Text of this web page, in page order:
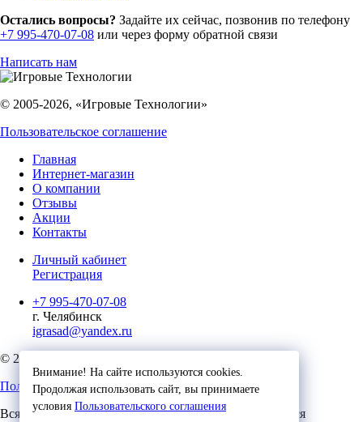
Внимание! На сайте используются cookies.
Продолжая использовать сайт, вы принимаете
условия Пользовательского соглашения
Остались вопросы? Задайте их сейчас, позвонив по телефону
+7 995-470-07-08 или через форму обратной связи
Написать нам
© 2005-2026, «Игровые Технологии»
Пользовательское соглашение
Главная
Интернет-магазин
О компании
Отзывы
Акции
Контакты
Личный кабинет
Регистрация
+7 995-470-07-08
г. Челябинск
igrasad@yandex.ru
© 2023, Игровые Технологии
Пользовательское соглашение
Вся представленная на сайте информация, касающаяся